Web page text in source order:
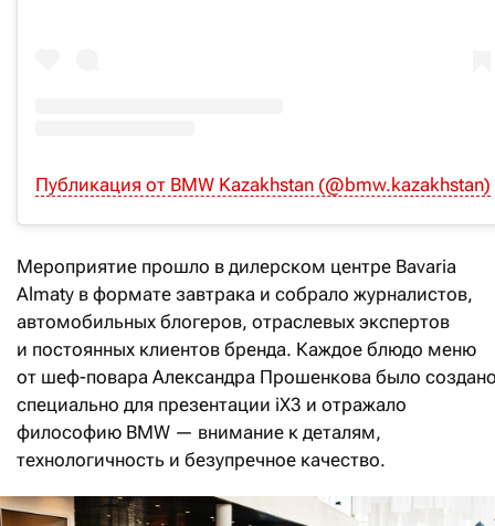
Публикация от BMW Kazakhstan (@bmw.kazakhstan)
Мероприятие прошло в дилерском центре Bavaria
Almaty в формате завтрака и собрало журналистов,
автомобильных блогеров, отраслевых экспертов
и постоянных клиентов бренда. Каждое блюдо меню
от шеф-повара Александра Прошенкова было
специально для презентации iX3 и отражало
философию BMW — внимание к деталям,
технологичность и безупречное качество.